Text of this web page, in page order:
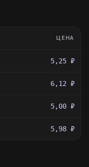
ЦЕНА
5,25 ₽
6,12 ₽
5,00 ₽
5,98 ₽